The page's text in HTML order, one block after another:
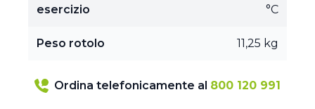
esercizio °C
Peso rotolo 11,25 kg
Ordina telefonicamente al 800 120 991